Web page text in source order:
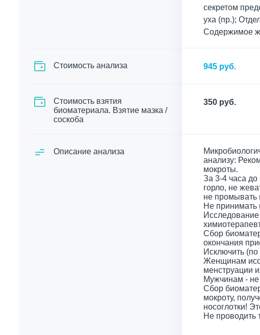
секретом
уха (пр.);
Содержимое
Cтоимость анализа 945 руб.
Стоимость взятия
биоматериала. Взятие мазка /
соскоба
350 руб.
Описание анализа
анализу:
мокроты.
За 3-4 часа до
горло, не
не промывать
Не принимать
Сбор
окончания
Исключить
Женщинам
менструации
Мужчинам - не
Сбор
мокроту,
носоглотки!
Не проводить